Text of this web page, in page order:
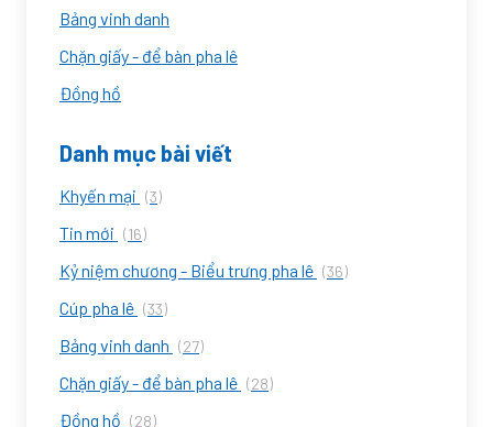
Bảng vinh danh
Chặn giấy - để bàn pha lê
Đồng hồ
Danh mục bài viết
Khyến mại (3)
Tin mới (16)
Kỷ niệm chương - Biểu trưng pha lê (36)
Cúp pha lê (33)
Bảng vinh danh (27)
Chặn giấy - để bàn pha lê (28)
Đồng hồ (28)